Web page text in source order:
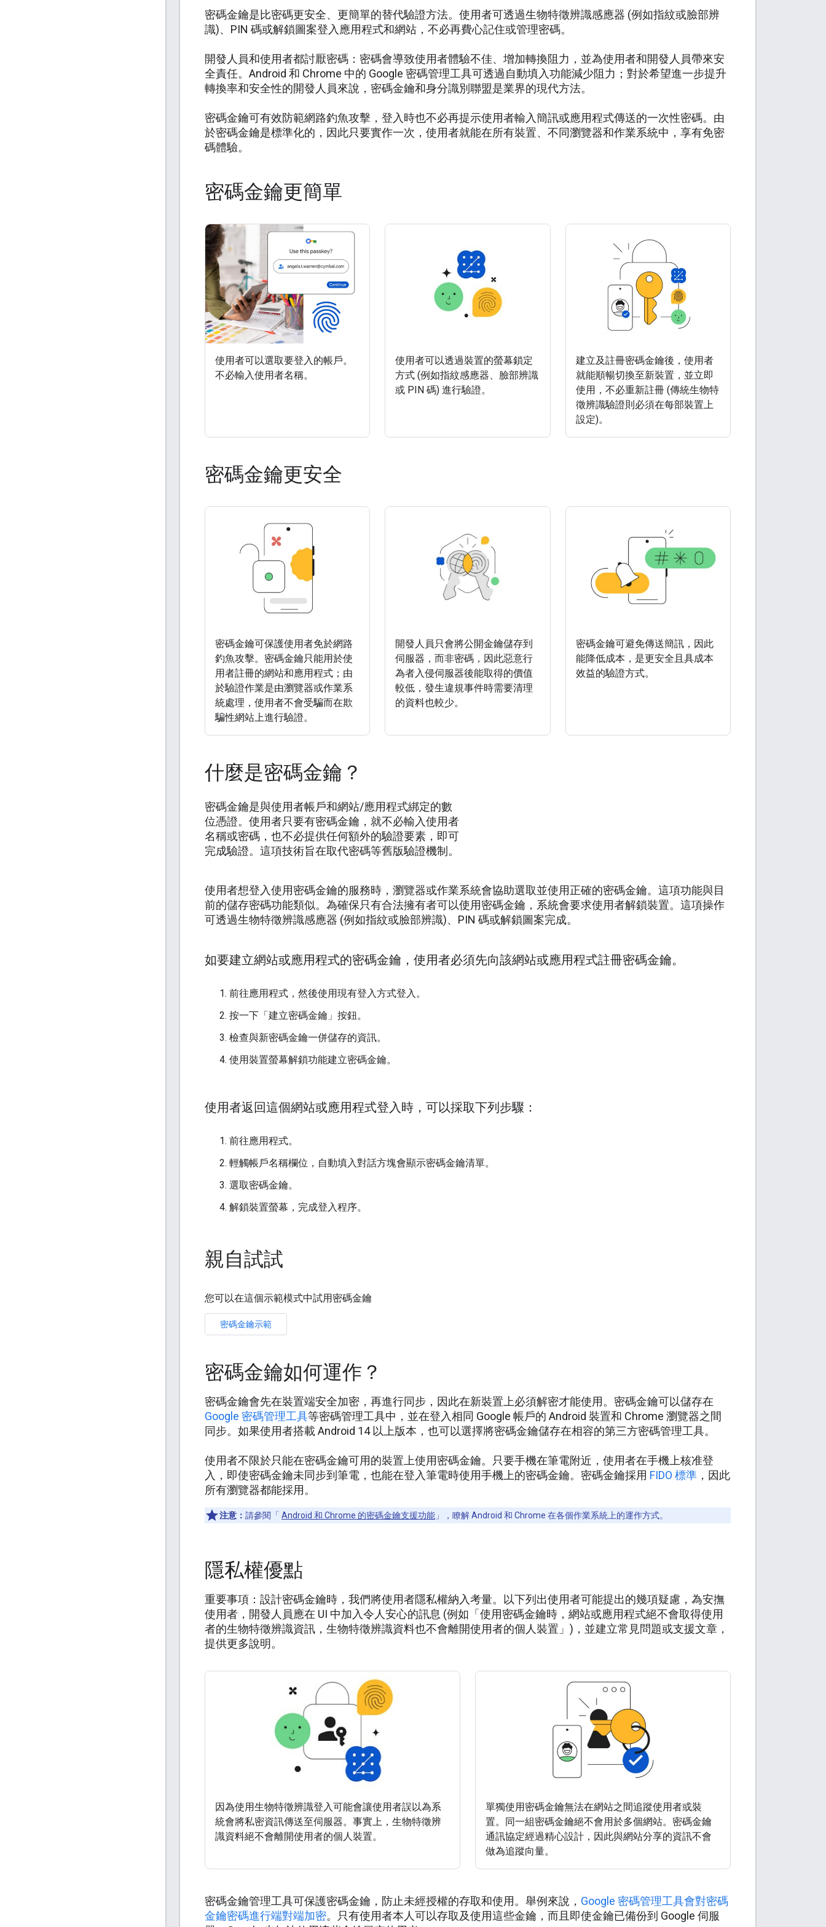
密碼金鑰是比密碼更安全、更簡單的替代驗證方法。使用者可透過生物特徵辨識感應器 (例如指紋或臉部辨
識)、PIN 碼或解鎖圖案登入應用程式和網站，不必再費心記住或管理密碼。
開發人員和使用者都討厭密碼：密碼會導致使用者體驗不佳、增加轉換阻力，並為使用者和開發人員帶來安
全責任。Android 和 Chrome 中的 Google 密碼管理工具可透過自動填入功能減少阻力；對於希望進一步提升
轉換率和安全性的開發人員來說，密碼金鑰和身分識別聯盟是業界的現代方法。
密碼金鑰可有效防範網路釣魚攻擊，登入時也不必再提示使用者輸入簡訊或應用程式傳送的一次性密碼。由
於密碼金鑰是標準化的，因此只要實作一次，使用者就能在所有裝置、不同瀏覽器和作業系統中，享有免密
碼體驗。
密碼金鑰更簡單
使用者可以選取要登入的帳戶。
不必輸入使用者名稱。
使用者可以透過裝置的螢幕鎖定
方式 (例如指紋感應器、臉部辨識
或 PIN 碼) 進行驗證。
建立及註冊密碼金鑰後，使用者
就能順暢切換至新裝置，並立即
使用，不必重新註冊 (傳統生物特
徵辨識驗證則必須在每部裝置上
設定)。
密碼金鑰更安全
密碼金鑰可保護使用者免於網路
釣魚攻擊。密碼金鑰只能用於使
用者註冊的網站和應用程式；由
於驗證作業是由瀏覽器或作業系
統處理，使用者不會受騙而在欺
騙性網站上進行驗證。
開發人員只會將公開金鑰儲存到
伺服器，而非密碼，因此惡意行
為者入侵伺服器後能取得的價值
較低，發生違規事件時需要清理
的資料也較少。
密碼金鑰可避免傳送簡訊，因此
能降低成本，是更安全且具成本
效益的驗證方式。
什麼是密碼金鑰？
密碼金鑰是與使用者帳戶和網站/應用程式綁定的數
位憑證。使用者只要有密碼金鑰，就不必輸入使用者
名稱或密碼，也不必提供任何額外的驗證要素，即可
完成驗證。這項技術旨在取代密碼等舊版驗證機制。
使用者想登入使用密碼金鑰的服務時，瀏覽器或作業系統會協助選取並使用正確的密碼金鑰。這項功能與目
前的儲存密碼功能類似。為確保只有合法擁有者可以使用密碼金鑰，系統會要求使用者解鎖裝置。這項操作
可透過生物特徵辨識感應器 (例如指紋或臉部辨識)、PIN 碼或解鎖圖案完成。
如要建立網站或應用程式的密碼金鑰，使用者必須先向該網站或應用程式註冊密碼金鑰。
前往應用程式，然後使用現有登入方式登入。
按一下「建立密碼金鑰」按鈕。
檢查與新密碼金鑰一併儲存的資訊。
使用裝置螢幕解鎖功能建立密碼金鑰。
使用者返回這個網站或應用程式登入時，可以採取下列步驟：
前往應用程式。
輕觸帳戶名稱欄位，自動填入對話方塊會顯示密碼金鑰清單。
選取密碼金鑰。
解鎖裝置螢幕，完成登入程序。
親自試試
您可以在這個示範模式中試用密碼金鑰
密碼金鑰示範
密碼金鑰如何運作？
密碼金鑰會先在裝置端安全加密，再進行同步，因此在新裝置上必須解密才能使用。密碼金鑰可以儲存在
Google 密碼管理工具等密碼管理工具中，並在登入相同 Google 帳戶的 Android 裝置和 Chrome 瀏覽器之間
同步。如果使用者搭載 Android 14 以上版本，也可以選擇將密碼金鑰儲存在相容的第三方密碼管理工具。
使用者不限於只能在密碼金鑰可用的裝置上使用密碼金鑰。只要手機在筆電附近，使用者在手機上核准登
入，即使密碼金鑰未同步到筆電，也能在登入筆電時使用手機上的密碼金鑰。密碼金鑰採用 FIDO 標準 ，因此
所有瀏覽器都能採用。
注意： 請參閱「 Android 和 Chrome 的密碼金鑰支援功能 」，瞭解 Android 和 Chrome 在各個作業系統上的運作方式。
隱私權優點
重要事項：設計密碼金鑰時，我們將使用者隱私權納入考量。以下列出使用者可能提出的幾項疑慮，為安撫
使用者，開發人員應在 UI 中加入令人安心的訊息 (例如「使用密碼金鑰時，網站或應用程式絕不會取得使用
者的生物特徵辨識資訊，生物特徵辨識資料也不會離開使用者的個人裝置」)，並建立常見問題或支援文章，
提供更多說明。
因為使用生物特徵辨識登入可能會讓使用者誤以為系
統會將私密資訊傳送至伺服器。事實上，生物特徵辨
識資料絕不會離開使用者的個人裝置。
單獨使用密碼金鑰無法在網站之間追蹤使用者或裝
置。同一組密碼金鑰絕不會用於多個網站。密碼金鑰
通訊協定經過精心設計，因此與網站分享的資訊不會
做為追蹤向量。
密碼金鑰管理工具可保護密碼金鑰，防止未經授權的存取和使用。舉例來說， Google 密碼管理工具會對密碼
金鑰密碼進行端對端加密。只有使用者本人可以存取及使用這些金鑰，而且即使金鑰已備份到 Google 伺服